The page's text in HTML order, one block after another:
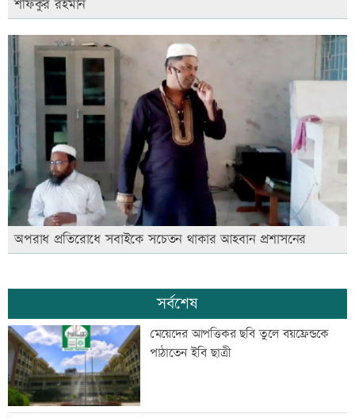
শফিকুর রহমান
অপরাধ প্রতিরোধে সবাইকে সচেতন থাকার আহবান প্রশাসনের
সর্বশেষ
মেয়েদের আপত্তিকর ছবি তুলে বয়ফ্রেন্ডকে
পাঠাতেন ইবি ছাত্রী